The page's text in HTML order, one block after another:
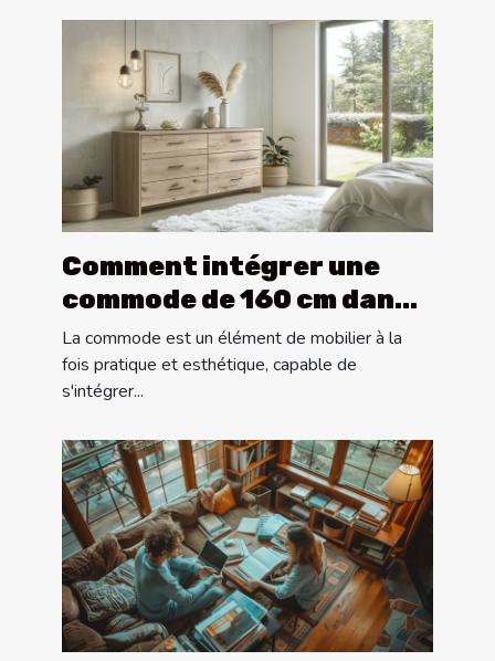
Comment intégrer une
commode de 160 cm dans
différents styles de
décoration
La commode est un élément de mobilier à la
fois pratique et esthétique, capable de
s'intégrer...